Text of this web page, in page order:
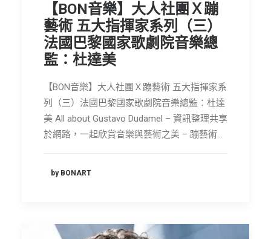
【BON音樂】大人社團Ｘ蹦
藝術 五大指揮家系列（三）
法國巴黎國家歌劇院音樂總
監：杜達美
【BON音樂】大人社團Ｘ蹦藝術 五大指揮家系
列（三）法國巴黎國家歌劇院音樂總監：杜達
美 All about Gustavo Dudamel – 資訊整理共享
於網路，一起欣賞音樂與藝術之美 – 蹦藝術…
by BONART